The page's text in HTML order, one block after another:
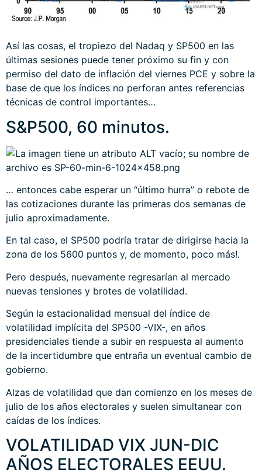
Así las cosas, el tropiezo del Nadaq y SP500 en las
últimas sesiones puede tener próximo su fin y con
permiso del dato de inflación del viernes PCE y sobre la
base de que los índices no perforan antes referencias
técnicas de control importantes…
S&P500, 60 minutos.
… entonces cabe esperar un “último hurra” o rebote de
las cotizaciones durante las primeras dos semanas de
julio aproximadamente.
En tal caso, el SP500 podría tratar de dirigirse hacia la
zona de los 5600 puntos y, de momento, poco más!.
Pero después, nuevamente regresarían al mercado
nuevas tensiones y brotes de volatilidad.
Según la estacionalidad mensual del índice de
volatilidad implícita del SP500 -VIX-, en años
presidenciales tiende a subir en respuesta al aumento
de la incertidumbre que entraña un eventual cambio de
gobierno.
Alzas de volatilidad que dan comienzo en los meses de
julio de los años electorales y suelen simultanear con
caídas de los índices.
VOLATILIDAD VIX JUN-DIC
AÑOS ELECTORALES EEUU.